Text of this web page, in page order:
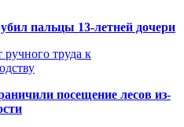
пальцы 13-летней дочери
ручного труда к
посещение лесов из-